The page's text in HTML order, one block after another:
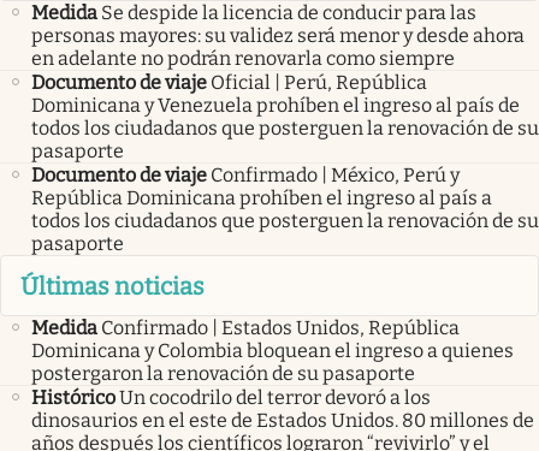
Medida Se despide la licencia de conducir para las
personas mayores: su validez será menor y desde ahora
en adelante no podrán renovarla como siempre
Documento de viaje Oficial | Perú, República
Dominicana y Venezuela prohíben el ingreso al país de
todos los ciudadanos que posterguen la renovación de su
pasaporte
Documento de viaje Confirmado | México, Perú y
República Dominicana prohíben el ingreso al país a
todos los ciudadanos que posterguen la renovación de su
pasaporte
Últimas noticias
Medida Confirmado | Estados Unidos, República
Dominicana y Colombia bloquean el ingreso a quienes
postergaron la renovación de su pasaporte
HistóricoUn cocodrilo del terror devoró a los
dinosaurios en el este de Estados Unidos. 80 millones de
años después los científicos lograron “revivirlo” y el